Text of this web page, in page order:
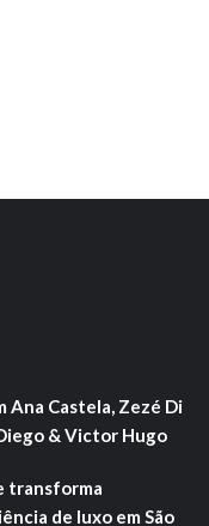
Ana Castela, Zezé Di
& Victor Hugo
transforma
de luxo em São